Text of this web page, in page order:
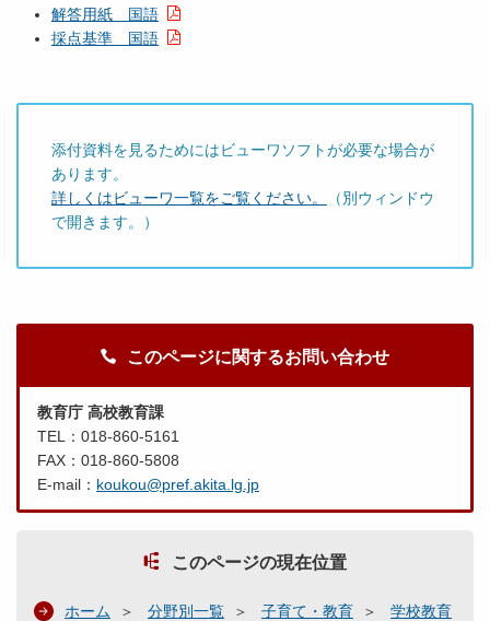
解答用紙 国語
採点基準 国語
添付資料を見るためにはビューワソフトが必要な場合が
あります。
詳しくはビューワ一覧をご覧ください。
（別ウィンドウ
で開きます。）
このページに関するお問い合わせ
教育庁 高校教育課
TEL：018-860-5161
FAX：018-860-5808
E-mail： koukou@pref.akita.lg.jp
このページの現在位置
ホーム 分野別一覧 子育て・教育
学校教育